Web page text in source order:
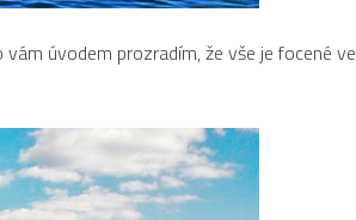
úvodem prozradím, že vše je focené ve